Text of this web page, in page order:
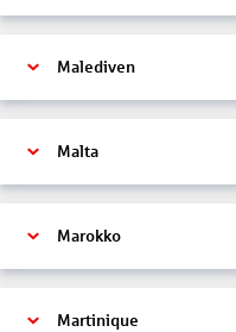
Malediven
Malta
Marokko
Martinique